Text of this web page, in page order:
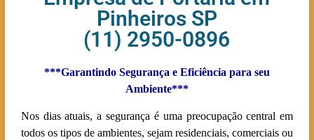
Pinheiros SP
(11) 2950-0896
***Garantindo Segurança e Eficiência para seu
Ambiente***
Nos dias atuais, a segurança é uma preocupação central em
todos os tipos de ambientes, sejam residenciais, comerciais ou